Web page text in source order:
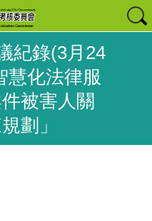
紀錄(3月24
慧化法律服
被害人關
劃」